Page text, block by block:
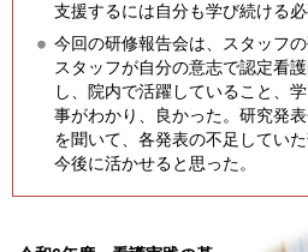
支援するには自分も学び続ける
今回の研修報告会は、スタッフ
スタッフが自分の意志で認定看
し、院内で活躍していること、
事がわかり、良かった。研究発
を聞いて、各発表の不足してい
今後に活かせると思った。